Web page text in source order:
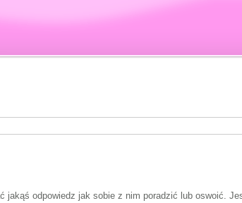
odpowiedz jak sobie z nim poradzić lub oswoić.